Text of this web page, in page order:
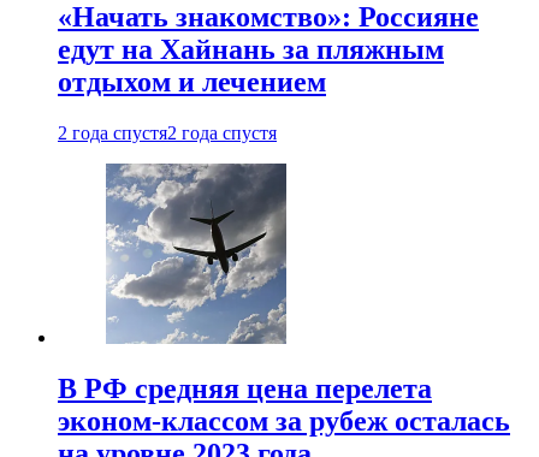
«Начать знакомство»: Россияне
едут на Хайнань за пляжным
отдыхом и лечением
2 года спустя2 года спустя
В РФ средняя цена перелета
эконом-классом за рубеж осталась